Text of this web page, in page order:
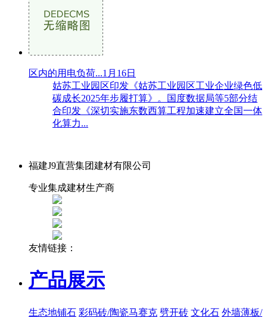
区内的用电负荷...1月16日
姑苏工业园区印发《姑苏工业园区工业企业绿色低
碳成长2025年步履打算》。国度数据局等5部分结
合印发《深切实施东数西算工程加速建立全国一体
化算力...
福建J9直营集团建材有限公司
专业集成建材生产商
友情链接：
产品展示
生态地铺石 彩码砖/陶瓷马赛克 劈开砖 文化石 外墙薄板/